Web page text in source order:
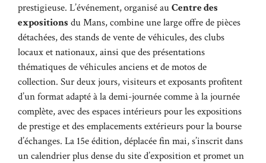
prestigieuse. L’événement, organisé auCentre des
expositions du Mans, combine une large offre de pièces
détachées, des stands de vente de véhicules, des clubs
locaux et nationaux, ainsi que des présentations
thématiques de véhicules anciens et de motos de
collection. Sur deux jours, visiteurs et exposants profitent
d’un format adapté à la demi-journée comme à la journée
complète, avec des espaces intérieurs pour les expositions
de prestige et des emplacements extérieurs pour la bourse
d’échanges. La 15e édition, déplacée fin mai, s’inscrit dans
un calendrier plus dense du site d’exposition et promet un